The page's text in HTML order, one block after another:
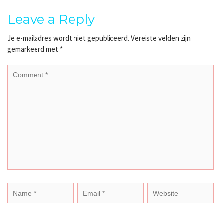
Leave a Reply
Je e-mailadres wordt niet gepubliceerd. Vereiste velden zijn
gemarkeerd met *